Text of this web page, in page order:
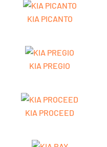
KIA PICANTO
KIA PREGIO
KIA PROCEED